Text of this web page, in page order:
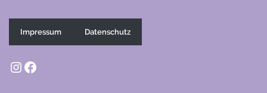
Impressum Datenschutz
Instagram
Facebook